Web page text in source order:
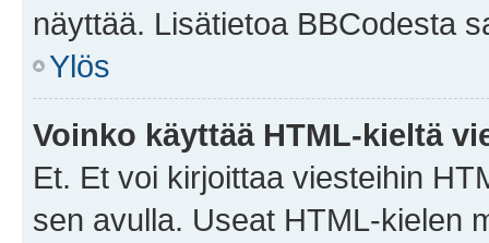
näyttää. Lisätietoa BBCodesta
Ylös
Voinko käyttää HTML-kieltä
Et. Et voi kirjoittaa viesteihin
sen avulla. Useat HTML-kielen